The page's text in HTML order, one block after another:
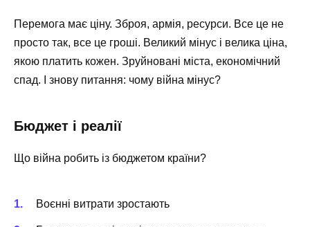
Перемога має ціну. Зброя, армія, ресурси. Все це не
просто так, все це гроші. Великий мінус і велика ціна,
якою платить кожен. Зруйновані міста, економічний
спад. І знову питання: чому війна мінус?
Бюджет і реалії
Що війна робить із бюджетом країни?
Воєнні витрати зростають